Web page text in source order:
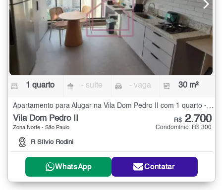
1 quarto - suíte - vaga 30 m²
Vila Dom Pedro II
Zona Norte - São Paulo
R Sílvio Rodini
R$ 2.700
Condomínio: R$ 300
WhatsApp Contatar